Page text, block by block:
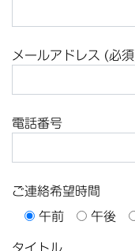
メールアドレス (必
電話番号
ご連絡希望時間
午前
午後
タイトル